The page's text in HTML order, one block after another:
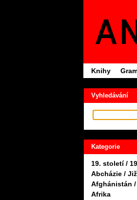
Knihy
Vyhledávání
Kategorie
19. století /
Abcházie /
Afghánistán
Afrika